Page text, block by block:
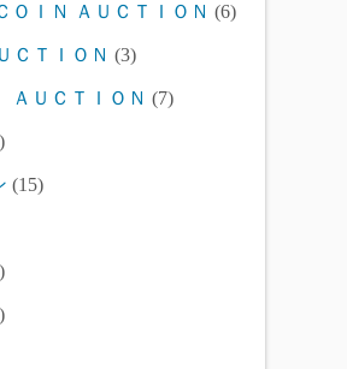
ＯＩＮ ＡＵＣＴＩＯＮ (6)
ＣＴＩＯＮ (3)
ＡＵＣＴＩＯＮ (7)
(15)